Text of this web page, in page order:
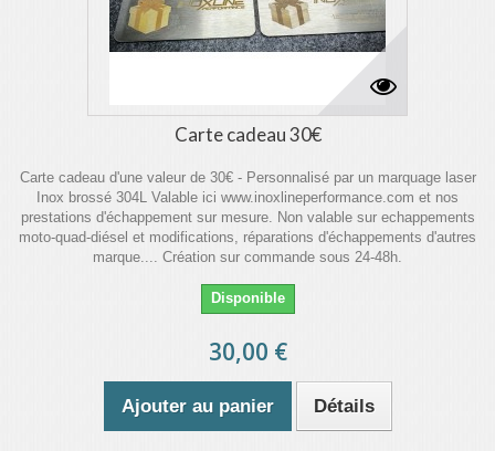
Carte cadeau 30€
Carte cadeau d'une valeur de 30€ - Personnalisé par un marquage laser
Inox brossé 304L Valable ici www.inoxlineperformance.com et nos
prestations d'échappement sur mesure. Non valable sur echappements
moto-quad-diésel et modifications, réparations d'échappements d'autres
marque.... Création sur commande sous 24-48h.
Disponible
30,00 €
Ajouter au panier Détails